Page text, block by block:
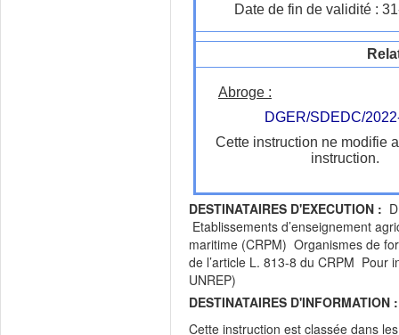
Date de fin de validité :
Abroge :
DGER/SDEDC/
Cette instruction ne modifie
instruction.
DESTINATAIRES D'EXECUTION :
Etablissements d’enseignement
maritime (CRPM) Organismes de
de l’article L. 813-8 du CRPM Pour
UNREP)
DESTINATAIRES D'INFORMATION :
Cette instruction est classée dans